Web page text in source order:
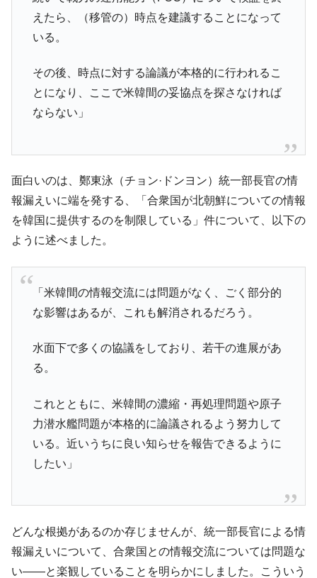
『Money1』
韓国「橋が落ちました」⇒ 耐久性「なさす
営業利益80.2％も減少
『Money1』
米国下院「韓国の公務員個人をターゲット
にぶん殴る法案」提出！⇒ クーパン問題は合衆国企業に対
する差別。許してはおかぬ
韓国ボンクラ政策室長･金容範、株価暴落に
『Money1』
韓国半導体『SKハイニックス』2026年2Qの
業績「史上最高益」当期純利益は前年同期比13.4倍に。
『Money1』
韓国･加徳島新国際空港「またも暗礁」の危
機 ⇒ 10.7兆では損が出るからできない。
日(水)もサイドカー・サーキットブレイカーの二段コンボ
発動！
『Money1』
IT産業は人を雇用する効果は低い。全産業の
韓国「株式市場が賭博場のように変質した
のは政界の責任だ」
『Money1』
韓国「2026年1Q 資金循環統計」面白い結果
に。
『Money1』
韓国化学企業最大手『ロッテケミカル』純
借入金が約8兆。信用格付け「ネガティブ」にダウン
塊！
Fact1
夏の甲子園、優勝校を最も多く輩出している都道
府県とは？
えたら、（移管の）時点を建議することになって
いる。
その後、時点に対する論議が本格的に行われるこ
とになり、ここで米韓間の妥協点を探さなければ
ならない」
面白いのは、鄭東泳（チョン·ドンヨン）統一部長官の情
報漏えいに端を発する、「合衆国が北朝鮮についての情報
を韓国に提供するのを制限している」件について、以下の
ように述べました。
「米韓間の情報交流には問題がなく、ごく部分的
な影響はあるが、これも解消されるだろう。
水面下で多くの協議をしており、若干の進展があ
る。
これとともに、米韓間の濃縮・再処理問題や原子
力潜水艦問題が本格的に論議されるよう努力して
いる。近いうちに良い知らせを報告できるように
したい」
どんな根拠があるのか存じませんが、統一部長官による情
報漏えいについて、合衆国との情報交流については問題な
い――と楽観していることを明らかにしました。こういう